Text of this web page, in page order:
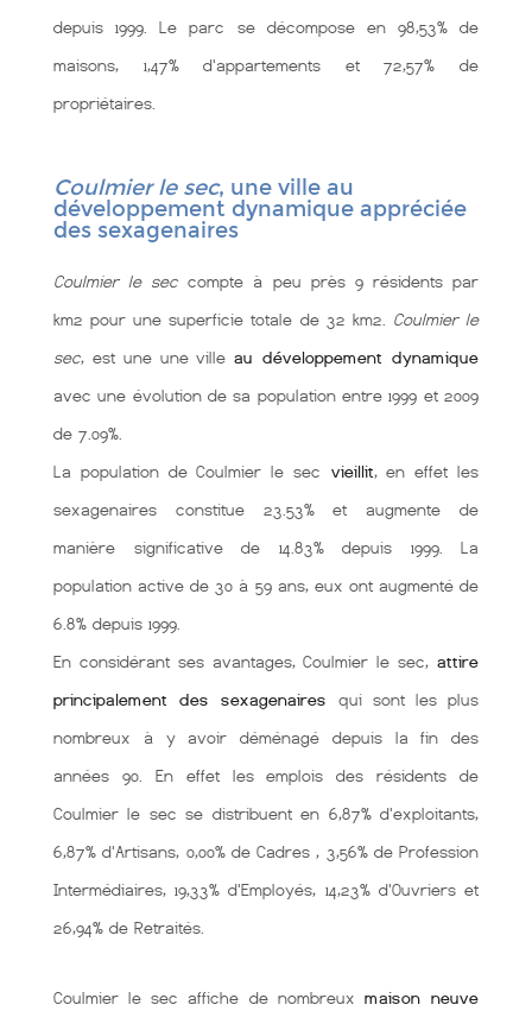
depuis 1999. Le parc se décompose en 98,53% de
maisons, 1,47% d'appartements et 72,57% de
propriétaires.
Coulmier le sec, une ville au
développement dynamique appréciée
des sexagenaires
Coulmier le sec compte à peu près 9 résidents par
km2 pour une superficie totale de 32 km2. Coulmier le
sec, est une une villeau développement dynamique
avec une évolution de sa population entre 1999 et 2009
de 7.09%.
La population de Coulmier le sec vieillit, en effet les
sexagenaires constitue 23.53% et augmente de
manière significative de 14.83% depuis 1999. La
population active de 30 à 59 ans, eux ont augmenté de
6.8% depuis 1999.
En considérant ses avantages, Coulmier le sec, attire
principalement des sexagenaires qui sont les plus
nombreux à y avoir déménagé depuis la fin des
années 90. En effet les emplois des résidents de
Coulmier le sec se distribuent en 6,87% d'exploitants,
6,87% d'Artisans, 0,00% de Cadres , 3,56% de Profession
Intermédiaires, 19,33% d'Employés, 14,23% d'Ouvriers et
26,94% de Retraités.
Coulmier le sec affiche de nombreux maison neuve